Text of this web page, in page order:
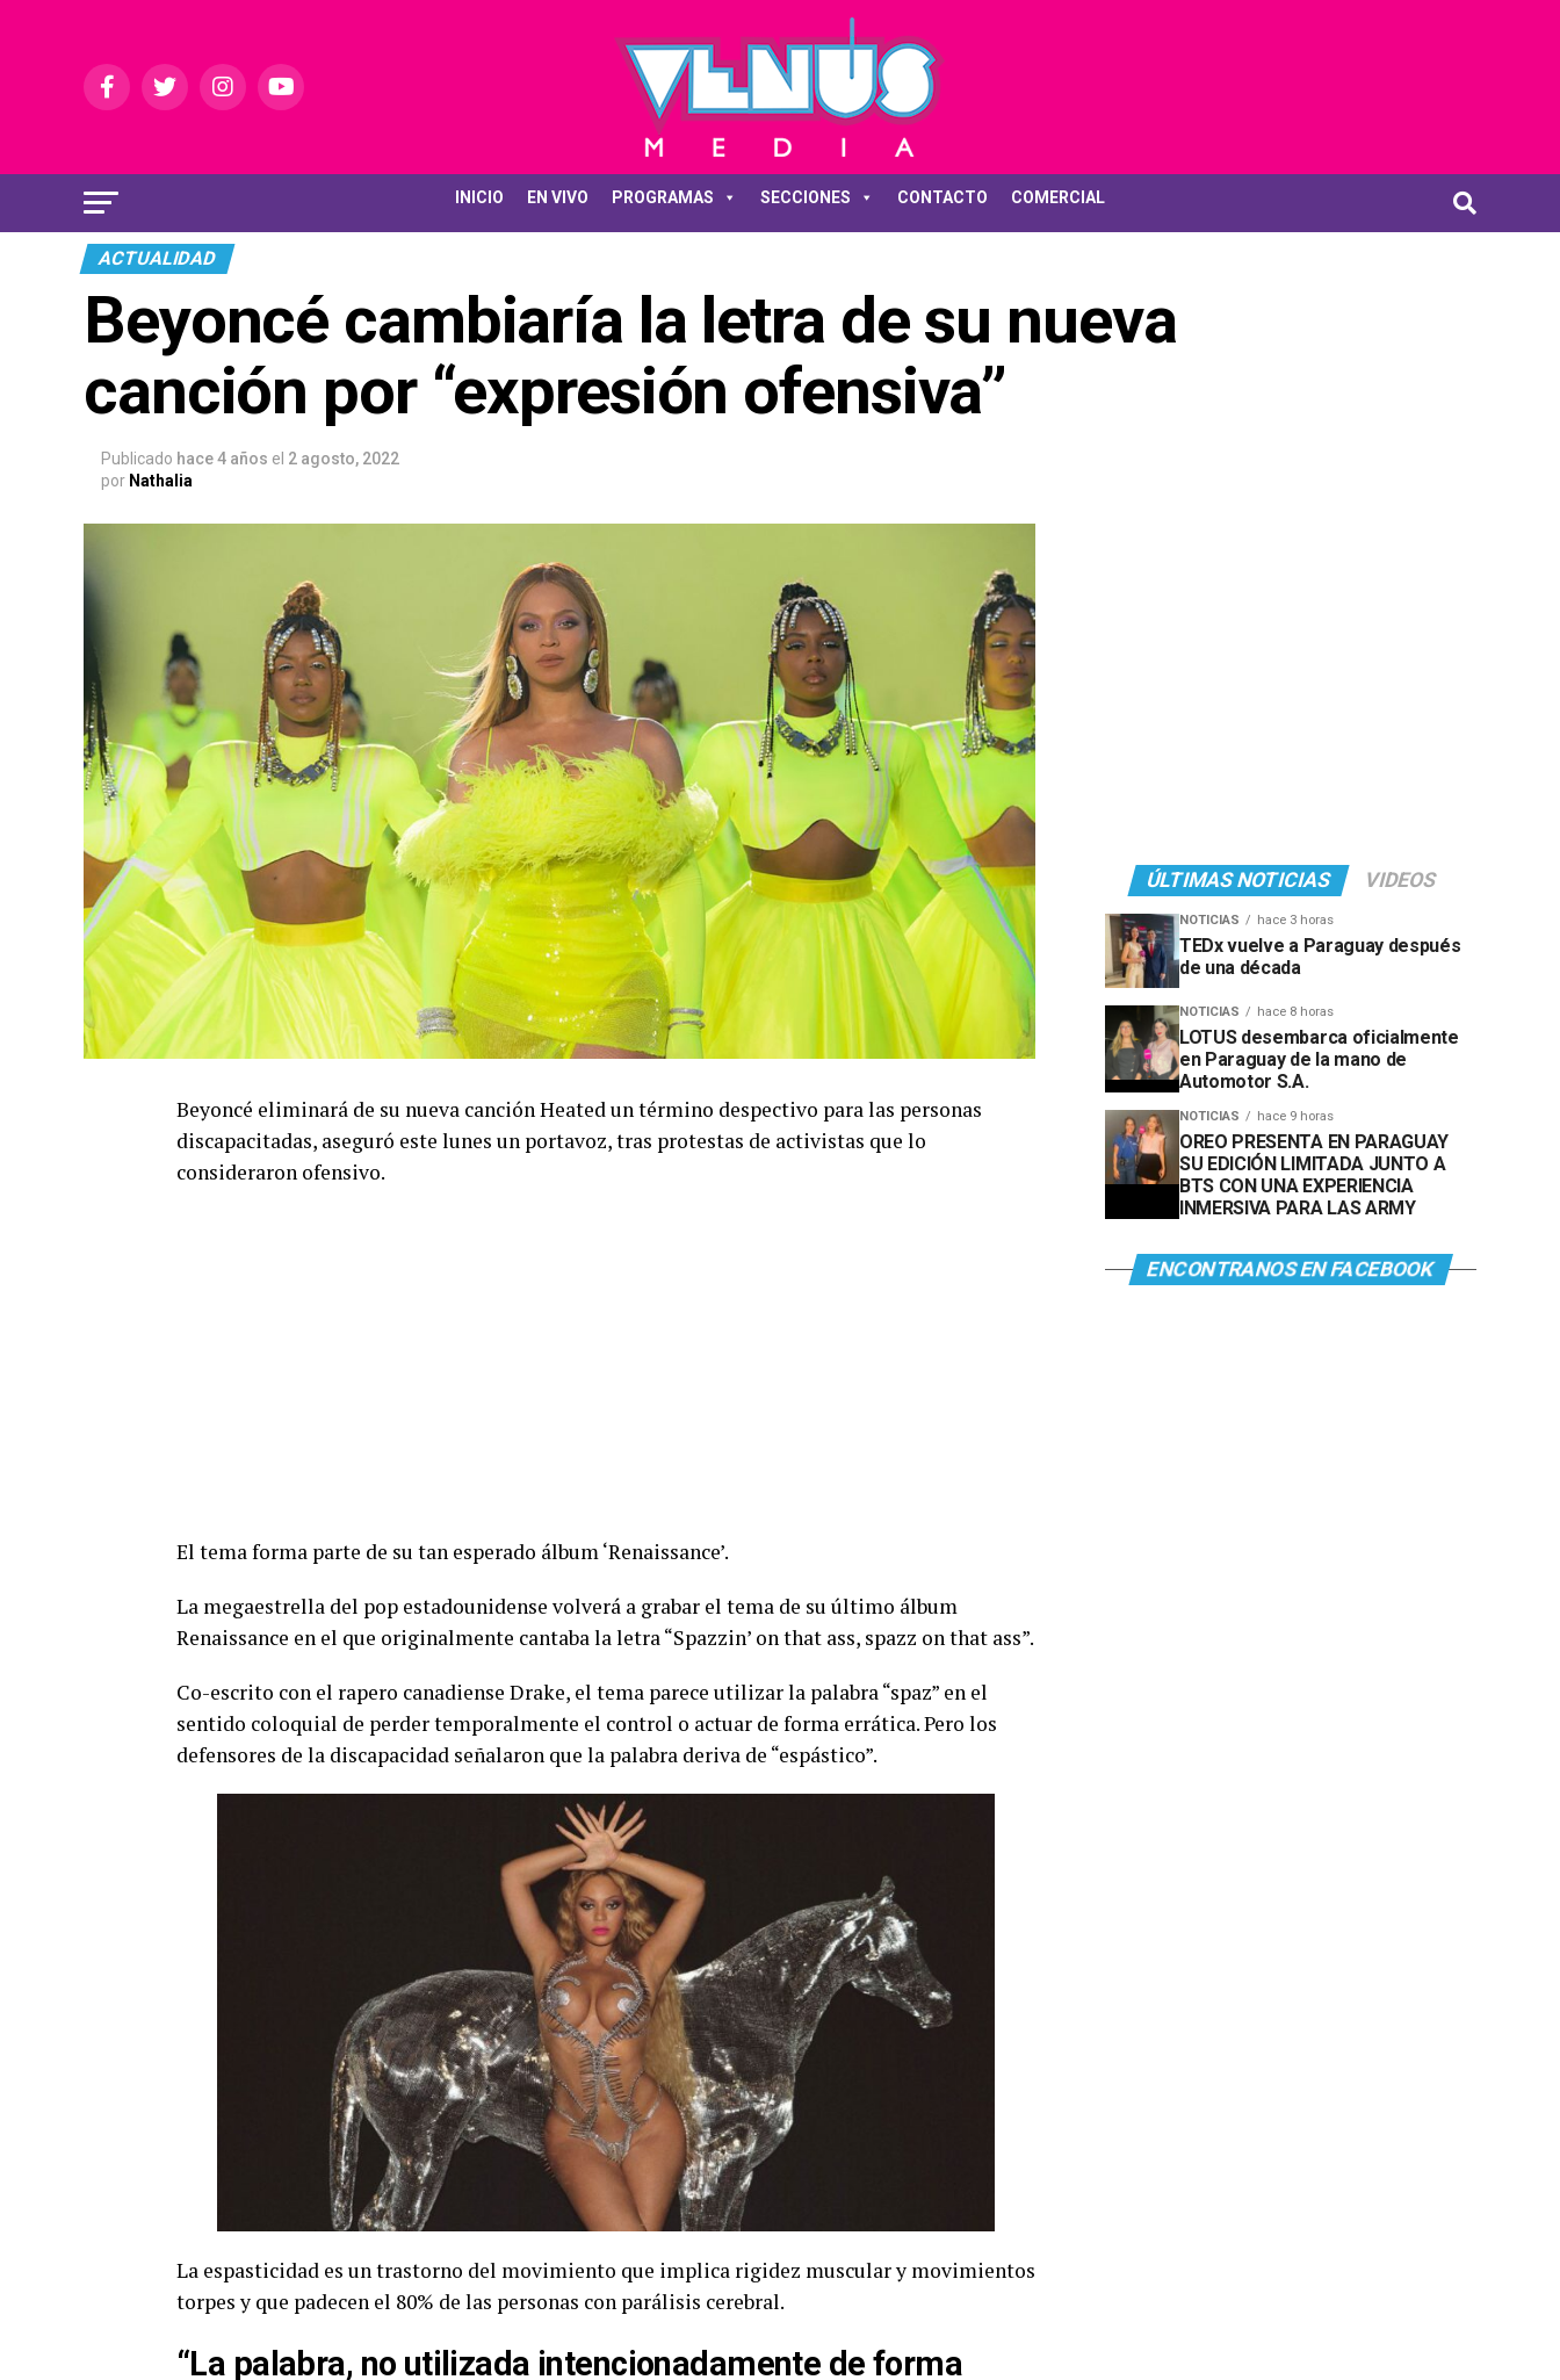
INICIO EN VIVO PROGRAMAS SECCIONES CONTACTO COMERCIAL
ACTUALIDAD
Beyoncé cambiaría la letra de su nueva
canción por “expresión ofensiva”
Publicado hace 4 años el 2 agosto, 2022
por Nathalia
Beyoncé eliminará de su nueva canción Heated un término despectivo para las personas
discapacitadas, aseguró este lunes un portavoz, tras protestas de activistas que lo
consideraron ofensivo.
El tema forma parte de su tan esperado álbum ‘Renaissance’.
La megaestrella del pop estadounidense volverá a grabar el tema de su último álbum
Renaissance en el que originalmente cantaba la letra “Spazzin’ on that ass, spazz on that ass”.
Co-escrito con el rapero canadiense Drake, el tema parece utilizar la palabra “spaz” en el
sentido coloquial de perder temporalmente el control o actuar de forma errática. Pero los
defensores de la discapacidad señalaron que la palabra deriva de “espástico”.
La espasticidad es un trastorno del movimiento que implica rigidez muscular y movimientos
torpes y que padecen el 80% de las personas con parálisis cerebral.
“La palabra, no utilizada intencionadamente de forma
ÚLTIMAS NOTICIAS VIDEOS
NOTICIAS hace 3 horas
TEDx vuelve a Paraguay después
de una década
NOTICIAS hace 8 horas
LOTUS desembarca oficialmente
en Paraguay de la mano de
Automotor S.A.
NOTICIAS hace 9 horas
OREO PRESENTA EN PARAGUAY
SU EDICIÓN LIMITADA JUNTO A
BTS CON UNA EXPERIENCIA
INMERSIVA PARA LAS ARMY
ENCONTRANOS EN FACEBOOK